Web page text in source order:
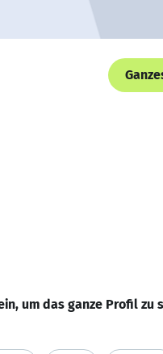
um das ganze Profil zu